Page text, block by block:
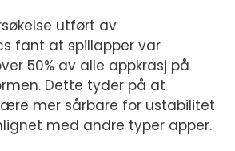
utført av
fant at spillapper var
50% av alle appkrasj på
Dette tyder på at
mer sårbare for ustabilitet
med andre typer apper.